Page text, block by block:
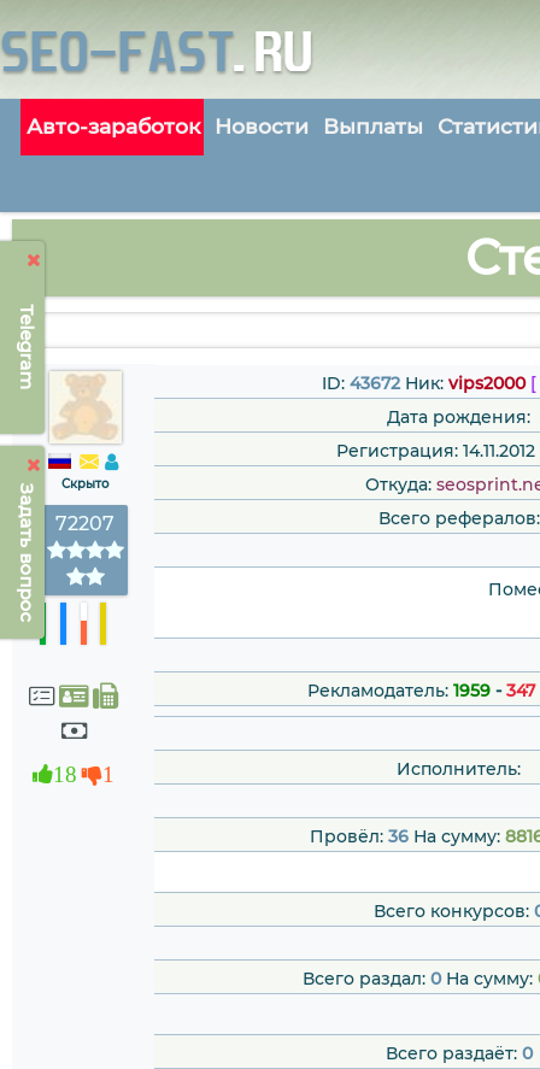
Telegram
Задать вопрос
Авто-заработок Новости Выплаты
Скрыто
72207
18 1
ID: 43672Ник: vips2000
Дата рождения:
Регистрация: 14.11.2012
Откуда:
Всего рефералов:
Рекламодатель: 1959-347
Исполнитель:
Провёл: 36На сумму:
Всего конкурсов:
Всего раздал: 0На сумму:
Всего раздаёт: 0